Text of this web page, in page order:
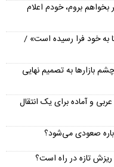
بخواهم بروم، خودم اعلام
به خود فرا رسیده است» /
بازارها به تصمیم نهایی
و آماده برای یک انتقال
صعودی می‌شود؟
تازه در راه است؟